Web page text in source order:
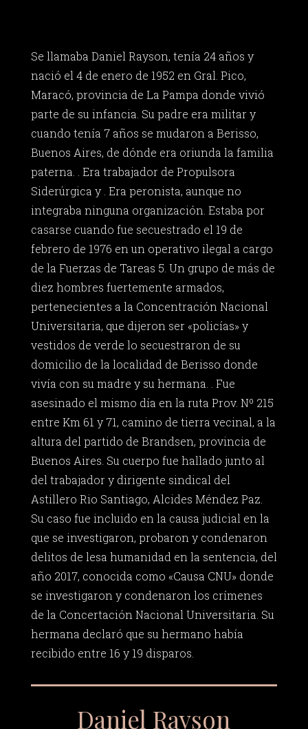
Se llamaba Daniel Rayson, tenía 24 años y
nació el 4 de enero de 1952 en Gral. Pico,
Maracó, provincia de La Pampa donde vivió
parte de su infancia. Su padre era militar y
cuando tenía 7 años se mudaron a Berisso,
Buenos Aires, de dónde era oriunda la familia
paterna. . Era trabajador de Propulsora
Siderúrgica y . Era peronista, aunque no
integraba ninguna organización. Estaba por
casarse cuando fue secuestrado el 19 de
febrero de 1976 en un operativo ilegal a cargo
de la Fuerzas de Tareas 5. Un grupo de más de
diez hombres fuertemente armados,
pertenecientes a la Concentración Nacional
Universitaria, que dijeron ser «policías» y
vestidos de verde lo secuestraron de su
domicilio de la localidad de Berisso donde
vivía con su madre y su hermana. . Fue
asesinado el mismo día en la ruta Prov. Nº 215
entre Km 61 y 71, camino de tierra vecinal, a la
altura del partido de Brandsen, provincia de
Buenos Aires. Su cuerpo fue hallado junto al
del trabajador y dirigente sindical del
Astillero Rio Santiago, Alcides Méndez Paz.
Su caso fue incluido en la causa judicial en la
que se investigaron, probaron y condenaron
delitos de lesa humanidad en la sentencia, del
año 2017, conocida como «Causa CNU» donde
se investigaron y condenaron los crímenes
de la Concertación Nacional Universitaria. Su
hermana declaró que su hermano había
recibido entre 16 y 19 disparos.
Daniel Rayson